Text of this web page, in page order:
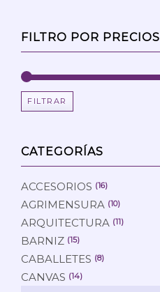
FILTRO POR PRECIOS
FILTRAR
CATEGORÍAS
ACCESORIOS (16)
AGRIMENSURA (10)
ARQUITECTURA (11)
BARNIZ (15)
CABALLETES (8)
CANVAS (14)